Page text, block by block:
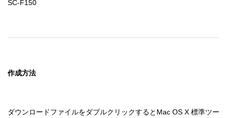
SC-F150
作成方法
ダウンロードファイルをダブルクリックするとMac OS X 標準ツー